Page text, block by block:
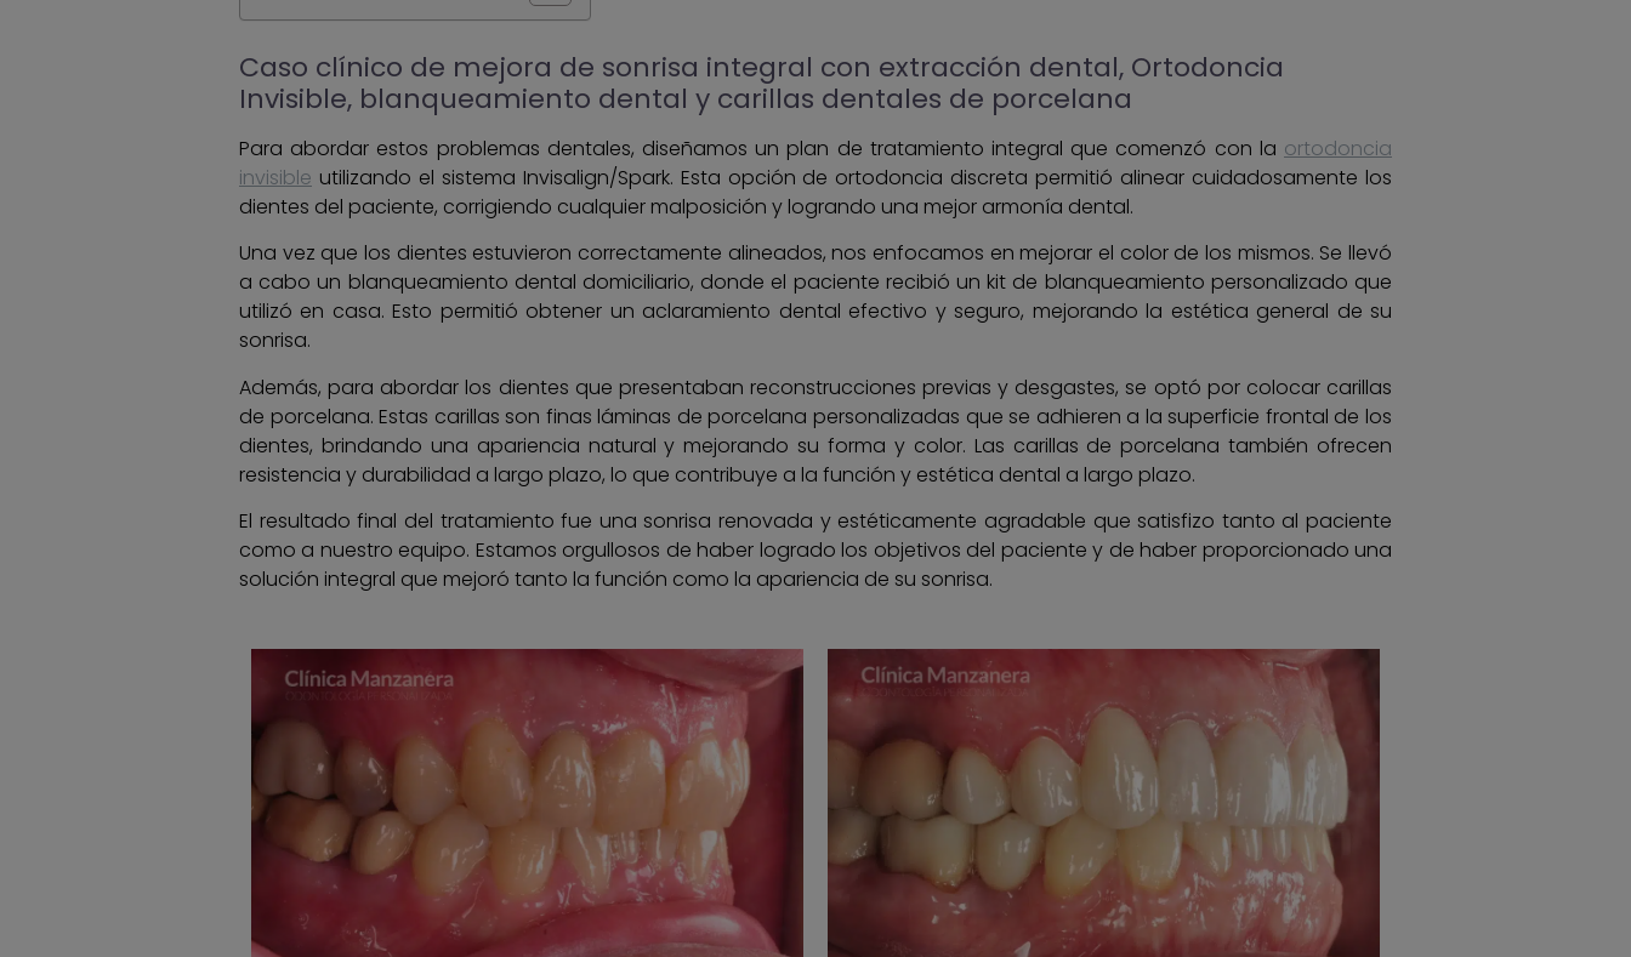
Caso clínico de mejora de sonrisa integral con extracción dental, Ortodoncia
Invisible, blanqueamiento dental y carillas dentales de porcelana
Para abordar estos problemas dentales, diseñamos un plan de tratamiento integral que comenzó con la ortodoncia
invisible utilizando el sistema Invisalign/Spark. Esta opción de ortodoncia discreta permitió alinear cuidadosamente los
dientes del paciente, corrigiendo cualquier malposición y logrando una mejor armonía dental.
Una vez que los dientes estuvieron correctamente alineados, nos enfocamos en mejorar el color de los mismos. Se llevó
a cabo un blanqueamiento dental domiciliario, donde el paciente recibió un kit de blanqueamiento personalizado que
utilizó en casa. Esto permitió obtener un aclaramiento dental efectivo y seguro, mejorando la estética general de su
sonrisa.
Además, para abordar los dientes que presentaban reconstrucciones previas y desgastes, se optó por colocar carillas
de porcelana. Estas carillas son finas láminas de porcelana personalizadas que se adhieren a la superficie frontal de los
dientes, brindando una apariencia natural y mejorando su forma y color. Las carillas de porcelana también ofrecen
resistencia y durabilidad a largo plazo, lo que contribuye a la función y estética dental a largo plazo.
El resultado final del tratamiento fue una sonrisa renovada y estéticamente agradable que satisfizo tanto al paciente
como a nuestro equipo. Estamos orgullosos de haber logrado los objetivos del paciente y de haber proporcionado una
solución integral que mejoró tanto la función como la apariencia de su sonrisa.